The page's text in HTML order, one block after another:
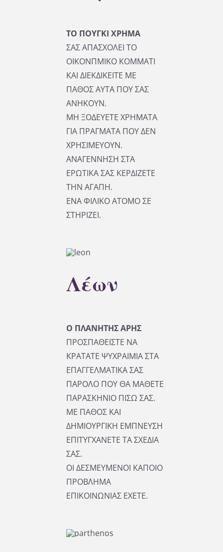
ΤΟ ΠΟΥΓΚΙ ΧΡΗΜΑ
ΣΑΣ ΑΠΑΣΧΟΛΕΙ ΤΟ
ΟΙΚΟΝΠΜΙΚΟ ΚΟΜΜΑΤΙ
ΚΑΙ ΔΙΕΚΔΙΚΕΙΤΕ ΜΕ
ΠΑΘΟΣ ΑΥΤΑ ΠΟΥ ΣΑΣ
ΑΝΗΚΟΥΝ.
ΜΗ ΞΟΔΕΥΕΤΕ ΧΡΗΜΑΤΑ
ΓΙΑ ΠΡΑΓΜΑΤΑ ΠΟΥ ΔΕΝ
ΧΡΗΣΙΜΕΥΟΥΝ.
ΑΝΑΓΕΝΝΗΣΗ ΣΤΑ
ΕΡΩΤΙΚΑ ΣΑΣ ΚΕΡΔΙΖΕΤΕ
ΤΗΝ ΑΓΑΠΗ.
ΕΝΑ ΦΙΛΙΚΟ ΑΤΟΜΟ ΣΕ
ΣΤΗΡΙΖΕΙ.
Λέων
Ο ΠΛΑΝΗΤΗΣ ΑΡΗΣ
ΠΡΟΣΠΑΘΕΙΣΤΕ ΝΑ
ΚΡΑΤΑΤΕ ΨΥΧΡΑΙΜΙΑ ΣΤΑ
ΕΠΑΓΓΕΛΜΑΤΙΚΑ ΣΑΣ
ΠΑΡΟΛΟ ΠΟΥ ΘΑ ΜΑΘΕΤΕ
ΠΑΡΑΣΚΗΝΙΟ ΠΙΣΩ ΣΑΣ.
ΜΕ ΠΑΘΟΣ ΚΑΙ
ΔΗΜΙΟΥΡΓΙΚΗ ΕΜΠΝΕΥΣΗ
ΕΠΙΤΥΓΧΑΝΕΤΕ ΤΑ ΣΧΕΔΙΑ
ΣΑΣ.
ΟΙ ΔΕΣΜΕΥΜΕΝΟΙ ΚΑΠΟΙΟ
ΠΡΟΒΛΗΜΑ
ΕΠΙΚΟΙΝΩΝΙΑΣ ΕΧΕΤΕ.